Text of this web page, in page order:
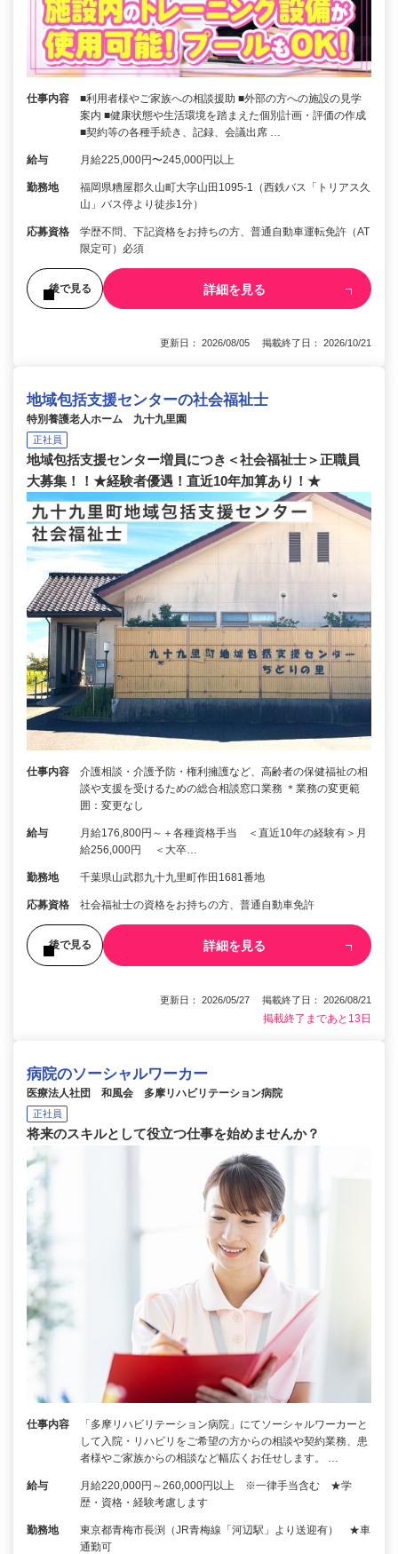
仕事内容
■利用者様やご家族への相談援助 ■外部の方への施設の見学
案内 ■健康状態や生活環境を踏まえた個別計画・評価の作成
■契約等の各種手続き、記録、会議出席 …
給与 月給225,000円〜245,000円以上
勤務地
福岡県糟屋郡久山町大字山田1095-1（西鉄バス「トリアス久
山」バス停より徒歩1分）
応募資格
学歴不問、下記資格をお持ちの方、普通自動車運転免許（AT
限定可）必須
後で見る 詳細を見る
更新日： 2026/08/05 掲載終了日： 2026/10/21
地域包括支援センターの社会福祉士
特別養護老人ホーム 九十九里園
正社員
地域包括支援センター増員につき＜社会福祉士＞正職員
大募集！！★経験者優遇！直近10年加算あり！★
仕事内容
介護相談・介護予防・権利擁護など、高齢者の保健福祉の相
談や支援を受けるための総合相談窓口業務 ＊業務の変更範
囲：変更なし
給与
月給176,800円～＋各種資格手当 ＜直近10年の経験有＞月
給256,000円 ＜大卒…
勤務地 千葉県山武郡九十九里町作田1681番地
応募資格 社会福祉士の資格をお持ちの方、普通自動車免許
後で見る 詳細を見る
更新日： 2026/05/27 掲載終了日： 2026/08/21
掲載終了まであと13日
病院のソーシャルワーカー
医療法人社団 和風会 多摩リハビリテーション病院
正社員
将来のスキルとして役立つ仕事を始めませんか？
仕事内容
「多摩リハビリテーション病院」にてソーシャルワーカーと
して入院・リハビリをご希望の方からの相談や契約業務、患
者様やご家族からの相談など幅広くお任せします。 …
給与
月給220,000円～260,000円以上 ※一律手当含む ★学
歴・資格・経験考慮します
勤務地
東京都青梅市長渕（JR青梅線「河辺駅」より送迎有） ★車
通勤可